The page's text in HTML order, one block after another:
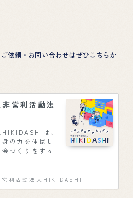
ご依頼・お問い合わせはぜひこちらか
営利活動法
は、
の力を伸ばし
づくりをする
ン・異文化理
、これからの未
「イキルチカ
利活動法人HIKIDASHI